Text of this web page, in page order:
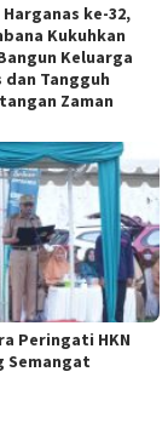
ke-32,
Kukuhkan
Keluarga
Tangguh
Zaman
Peringati HKN
Semangat